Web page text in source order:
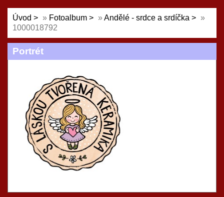
Úvod » Fotoalbum »Andělé - srdce a srdíčka
»
1000018792
Portrét